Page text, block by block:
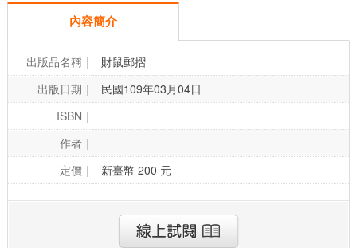
內容簡介
出版品名稱
財鼠郵摺
出版日期
民國109年03月04日
ISBN
作者
定價
新臺幣 200 元